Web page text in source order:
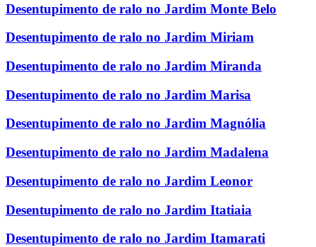
Desentupimento de ralo no Jardim Monte Belo
Desentupimento de ralo no Jardim Miriam
Desentupimento de ralo no Jardim Miranda
Desentupimento de ralo no Jardim Marisa
Desentupimento de ralo no Jardim Magnólia
Desentupimento de ralo no Jardim Madalena
Desentupimento de ralo no Jardim Leonor
Desentupimento de ralo no Jardim Itatiaia
Desentupimento de ralo no Jardim Itamarati